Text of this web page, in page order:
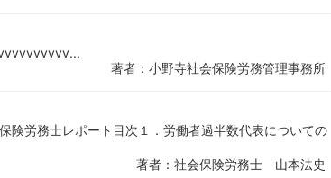
著者：小野寺社会保険労務管理事務所
険労務士レポート目次１．労働者過半数代表についての
著者：社会保険労務士 山本法史